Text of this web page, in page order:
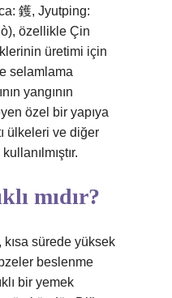
鑊, Jyutping:
özellikle Çin
üretimi için
selamlama
yangının
özel bir yapıya
ülkeleri ve diğer
mıdır?
sürede yüksek
beslenme
bir yemek